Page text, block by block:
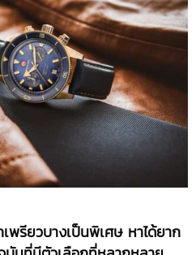
พรียวบางเป็นพิเศษ หาได้ยาก